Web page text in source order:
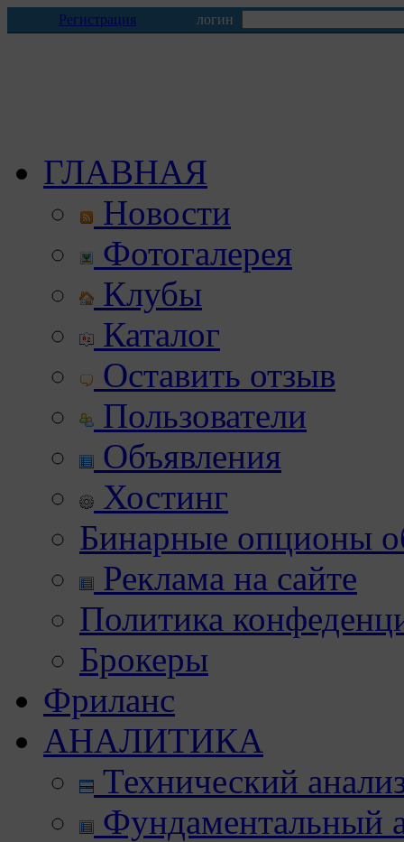
Регистрация логин
ГЛАВНАЯ
Новости
Фотогалерея
Клубы
Каталог
Оставить отзыв
Пользователи
Объявления
Хостинг
Бинарные опционы
Реклама на сайте
Политика
Брокеры
Фриланс
АНАЛИТИКА
Технический
Фундаментальный